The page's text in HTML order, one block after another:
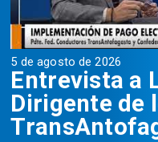
5 de agosto de 2026
Entrevista a
Dirigente de